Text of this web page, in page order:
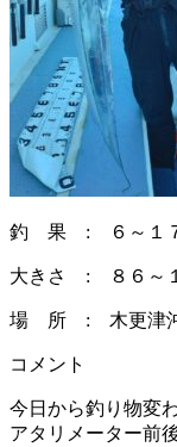
釣 果 : ６～１
大きさ : ８６～
場 所 : 木更津
コメント
今日から釣り物変
アタリメーター前